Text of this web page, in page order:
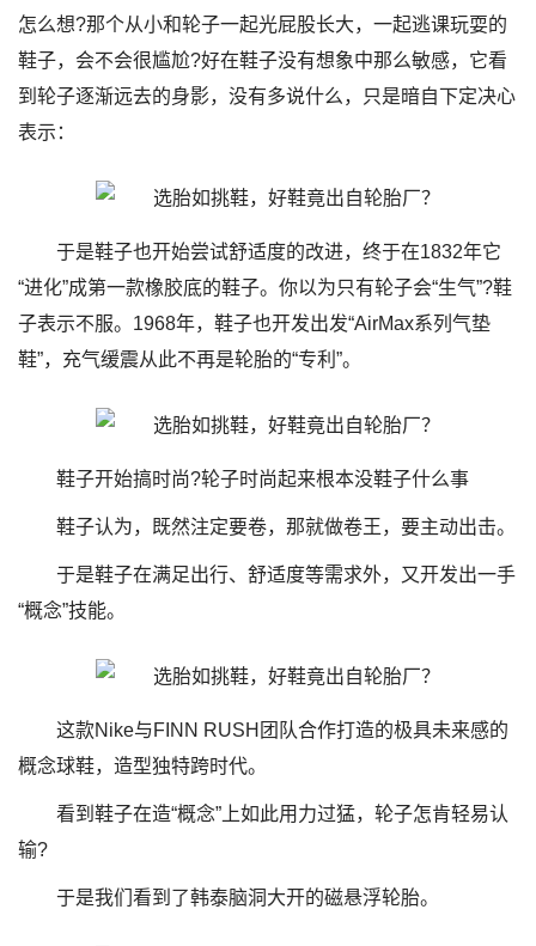
怎么想?那个从小和轮子一起光屁股长大，一起逃课玩耍的
鞋子，会不会很尴尬?好在鞋子没有想象中那么敏感，它看
到轮子逐渐远去的身影，没有多说什么，只是暗自下定决心
表示：
于是鞋子也开始尝试舒适度的改进，终于在1832年它
“进化”成第一款橡胶底的鞋子。你以为只有轮子会“生气”?鞋
子表示不服。1968年，鞋子也开发出发“AirMax系列气垫
鞋”，充气缓震从此不再是轮胎的“专利”。
鞋子开始搞时尚?轮子时尚起来根本没鞋子什么事
鞋子认为，既然注定要卷，那就做卷王，要主动出击。
于是鞋子在满足出行、舒适度等需求外，又开发出一手
“概念”技能。
这款Nike与FINN RUSH团队合作打造的极具未来感的
概念球鞋，造型独特跨时代。
看到鞋子在造“概念”上如此用力过猛，轮子怎肯轻易认
输?
于是我们看到了韩泰脑洞大开的磁悬浮轮胎。